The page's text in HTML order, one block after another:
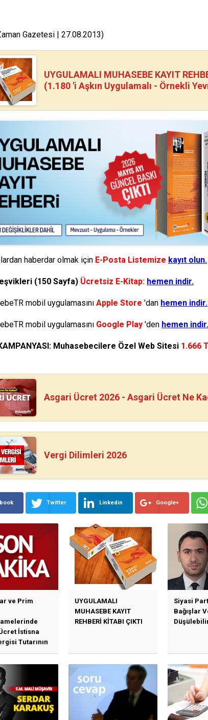
Gazetesi | 27.08.2013)
UYGULAMALI MUHASEBE KAYIT
(1.180 'i Aşkın Uygulamalı - Örnekli
haberdar olmak için E-Posta Listemize kayıt olun.
(150 Sayfa) Ücretsiz E-Kitap: hemen indir.
mobil uygulamasını Apple Store 'dan hemen indir.
mobil uygulamasını Google Play 'den hemen indir.
Muhasebecilere Özel Web Sitesi 1.666
Asgari Ücret 2026 - Asgari Ücret Ne
Vergi Dilimleri 2026
Twitter Linkedin Google+
ve Prim
İstisna
Tutarının
UYGULAMALI
MUHASEBE KAYIT
REHBERİ KİTABI ÇIKTI
Siyasi
Bağışlar